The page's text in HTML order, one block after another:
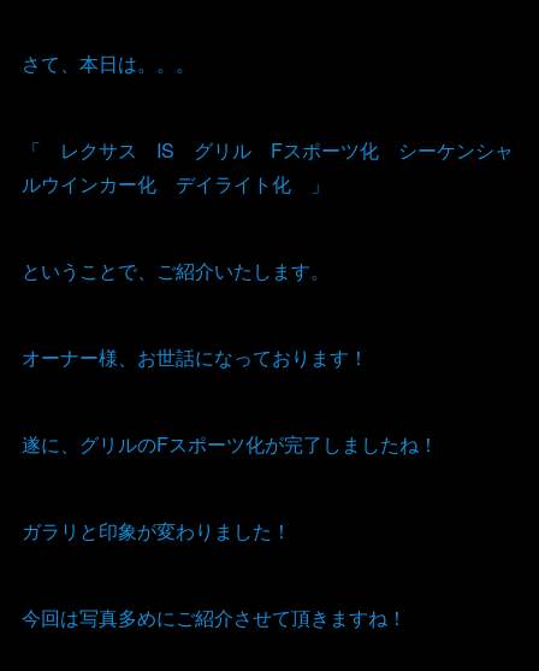
さて、本日は。。。
「 レクサス IS グリル Fスポーツ化 シーケンシャ
ルウインカー化 デイライト化 」
ということで、ご紹介いたします。
オーナー様、お世話になっております！
遂に、グリルのFスポーツ化が完了しましたね！
ガラリと印象が変わりました！
今回は写真多めにご紹介させて頂きますね！